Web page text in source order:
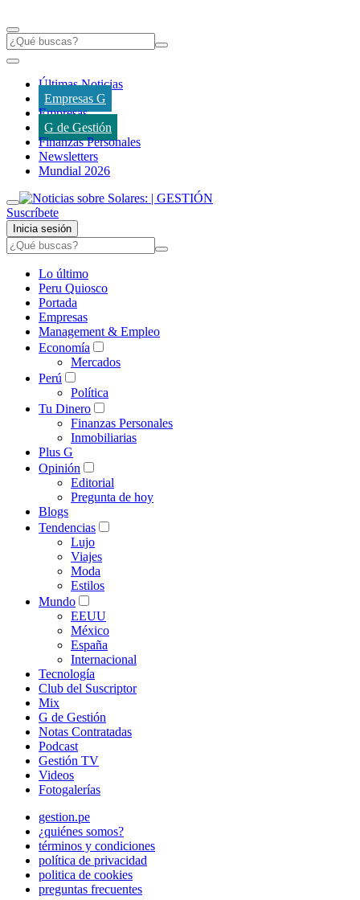
Últimas Noticias
Empresas G
Empresas
G de Gestión
Finanzas Personales
Newsletters
Mundial 2026
Suscríbete
Inicia sesión
Lo último
Peru Quiosco
Portada
Empresas
Management & Empleo
Economía
Mercados
Perú
Política
Tu Dinero
Finanzas Personales
Inmobiliarias
Plus G
Opinión
Editorial
Pregunta de hoy
Blogs
Tendencias
Lujo
Viajes
Moda
Estilos
Mundo
EEUU
México
España
Internacional
Tecnología
Club del Suscriptor
Mix
G de Gestión
Notas Contratadas
Podcast
Gestión TV
Videos
Fotogalerías
gestion.pe
¿quiénes somos?
términos y condiciones
política de privacidad
politica de cookies
preguntas frecuentes